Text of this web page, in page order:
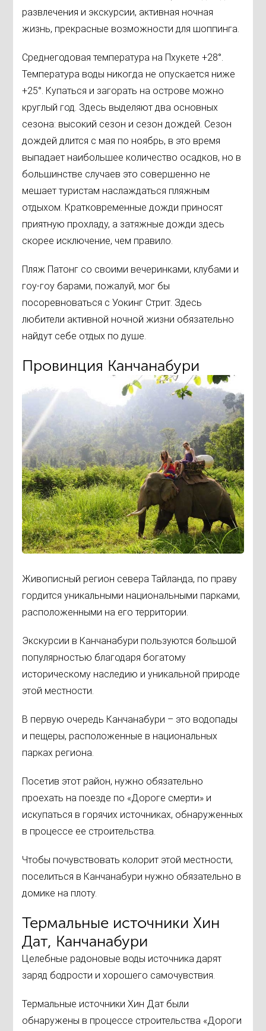
развлечения и экскурсии, активная ночная
жизнь, прекрасные возможности для шоппинга.
Среднегодовая температура на Пхукете +28°.
Температура воды никогда не опускается ниже
+25°. Купаться и загорать на острове можно
круглый год. Здесь выделяют два основных
сезона: высокий сезон и сезон дождей. Сезон
дождей длится с мая по ноябрь, в это время
выпадает наибольшее количество осадков, но в
большинстве случаев это совершенно не
мешает туристам наслаждаться пляжным
отдыхом. Кратковременные дожди приносят
приятную прохладу, а затяжные дожди здесь
скорее исключение, чем правило.
Пляж Патонг со своими вечеринками, клубами и
гоу-гоу барами, пожалуй, мог бы
посоревноваться с Уокинг Стрит. Здесь
любители активной ночной жизни обязательно
найдут себе отдых по душе.
Провинция Канчанабури
Живописный регион севера Тайланда, по праву
гордится уникальными национальными парками,
расположенными на его территории.
Экскурсии в Канчанабури пользуются большой
популярностью благодаря богатому
историческому наследию и уникальной природе
этой местности.
В первую очередь Канчанабури – это водопады
и пещеры, расположенные в национальных
парках региона.
Посетив этот район, нужно обязательно
проехать на поезде по «Дороге смерти» и
искупаться в горячих источниках, обнаруженных
в процессе ее строительства.
Чтобы почувствовать колорит этой местности,
поселиться в Канчанабури нужно обязательно в
домике на плоту.
Термальные источники Хин
Дат, Канчанабури
Целебные радоновые воды источника дарят
заряд бодрости и хорошего самочувствия.
Термальные источники Хин Дат были
обнаружены в процессе строительства «Дороги